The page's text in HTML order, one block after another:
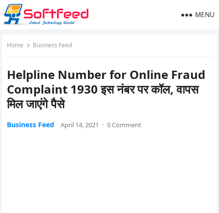
MENU
Home Business Feed
Helpline Number for Online Fraud
Complaint 1930 इस नंबर पर कॉल, वापस
मिल जाएंगे पैसे
Business Feed April 14, 2021 · 0 Comment